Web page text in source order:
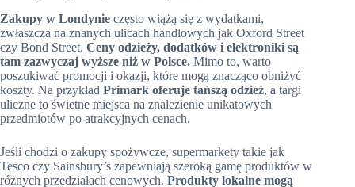
Zakupy w Londynie często wiążą się z wydatkami,
zwłaszcza na znanych ulicach handlowych jak Oxford Street
czy Bond Street. Ceny odzieży, dodatków i elektroniki są
tam zazwyczaj wyższe niż w Polsce. Mimo to, warto
poszukiwać promocji i okazji, które mogą znacząco obniżyć
koszty. Na przykład Primark oferuje tańszą odzież, a targi
uliczne to świetne miejsca na znalezienie unikatowych
przedmiotów po atrakcyjnych cenach.
Jeśli chodzi o zakupy spożywcze, supermarkety takie jak
Tesco czy Sainsbury’s zapewniają szeroką gamę produktów w
różnych przedziałach cenowych. Produkty lokalne mogą